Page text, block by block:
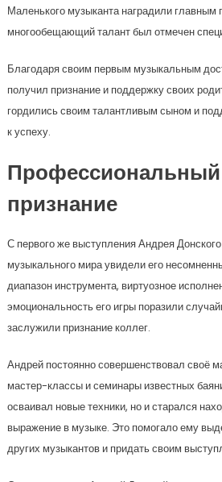
Маленького музыканта наградили главным
многообещающий талант был отмечен
Благодаря своим первым музыкальным
получил признание и поддержку своих
гордились своим талантливым сыном и
к успеху.
Профессиональный
признание
С первого же выступления Андрея
музыкального мира увидели его
диапазон инструмента, виртуозное
эмоциональность его игры поразили
заслужили признание коллег.
Андрей постоянно совершенствовал своё
мастер-классы и семинары известных
осваивал новые техники, но и старался
выражение в музыке. Это помогало ему
других музыкантов и придать своим